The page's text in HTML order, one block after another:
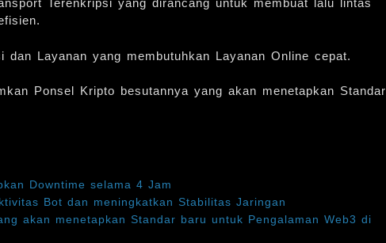
Terenkripsi yang dirancang untuk membuat lalu lintas
Layanan yang membutuhkan Layanan Online cepat.
Ponsel Kripto besutannya yang akan menetapkan Standar
Downtime selama 4 Jam
Bot dan meningkatkan Stabilitas Jaringan
akan menetapkan Standar baru untuk Pengalaman Web3 di